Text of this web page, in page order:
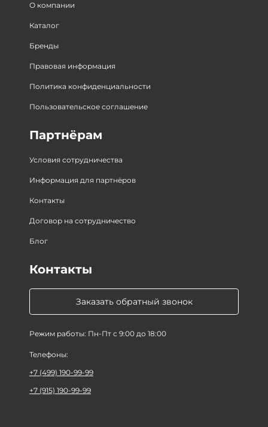
О компании
Каталог
Бренды
Правовая информация
Политика конфиденциальности
Пользовательское соглашение
Партнёрам
Условия сотрудничества
Информация для партнёров
Контакты
Договор на сотрудничество
Блог
Заказать обратный звонок
Режим работы: Пн-Пт с 9:00 до 18:00
Контакты
Телефоны:
+7 (499) 190-99-99
+7 (915) 190-99-99